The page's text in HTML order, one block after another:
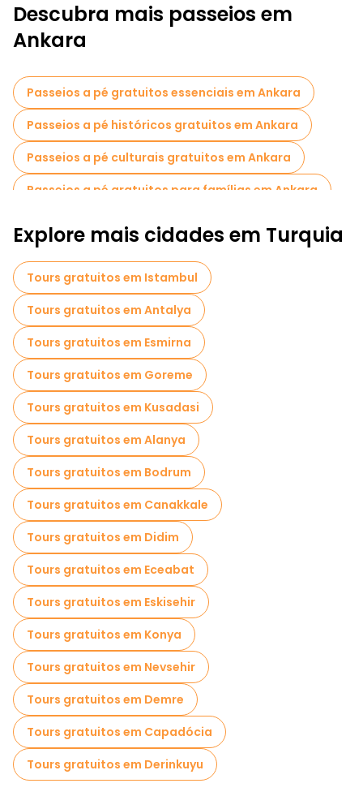
Descubra mais passeios em
Ankara
Passeios a pé gratuitos essenciais em Ankara
Passeios a pé históricos gratuitos em Ankara
Passeios a pé culturais gratuitos em Ankara
Passeios a pé gratuitos para famílias em Ankara
Visita guiada gratuita à cidade velha Ankara
Passeios gratuitos perto Ankara Castle
Explore mais cidades em Turquia
Tours gratuitos em Istambul
Tours gratuitos em Antalya
Tours gratuitos em Esmirna
Tours gratuitos em Goreme
Tours gratuitos em Kusadasi
Tours gratuitos em Alanya
Tours gratuitos em Bodrum
Tours gratuitos em Canakkale
Tours gratuitos em Didim
Tours gratuitos em Eceabat
Tours gratuitos em Eskisehir
Tours gratuitos em Konya
Tours gratuitos em Nevsehir
Tours gratuitos em Demre
Tours gratuitos em Capadócia
Tours gratuitos em Derinkuyu